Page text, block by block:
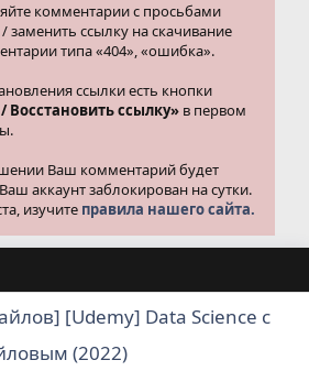
комментарии с просьбами
заменить ссылку на скачивание
типа «404», «ошибка».
ссылки есть кнопки
Восстановить ссылку» в первом
Ваш комментарий будет
аккаунт заблокирован на сутки.
изучите правила нашего сайта.
[Udemy] Data Science с
(2022)